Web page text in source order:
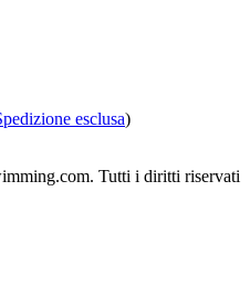
esclusa)
Tutti i diritti riservati